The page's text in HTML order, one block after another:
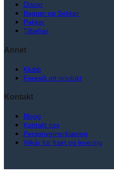
Discer
Bagger og Sekker
Pakker
Tilbehør
Annet
Klubb
Foreslå ett produkt
Kontakt
Blogg
Kontakt oss
Personvernerklæring
Vilkår for frakt og levering